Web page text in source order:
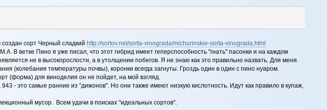
сорт Черный сладкий http://sortov.net/sorta-vinograda/michurinskie-sorta-vinograda.html
В ветке Пино я уже писал, что этот гибрид имеет геперспособность "гнать" пасонки и на каждом
не в высокорослости, а в утолщении побегов. Я не знаю как это правильно назвать. Для меня
(колебания температуры почвы), коронки всегда загнуты. Гроздь один в один с пино нуаром.
(форма) для виноделия он не пойдет, на мой взгляд.
- это самые ранние из "дижонов". Но они также имеют низкую кислотность. Идут как правило в купаж,
мусор. Всем удачи в поисках "идеальных сортов".